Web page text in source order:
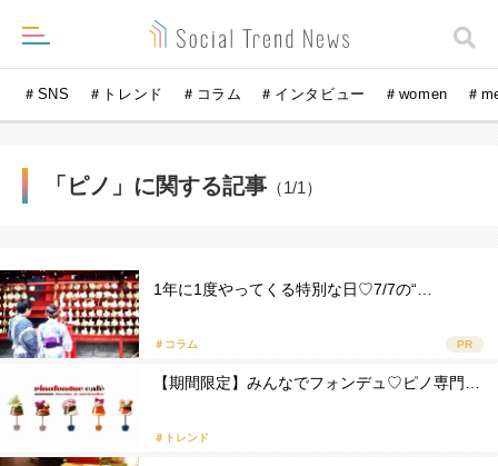
＃SNS ＃トレンド ＃コラム ＃インタビュー ＃women ＃
「ピノ」に関する記事 （1/1）
1年に1度やってくる特別な日♡7/7の“…
＃コラム PR
【期間限定】みんなでフォンデュ♡ピノ専門…
＃トレンド